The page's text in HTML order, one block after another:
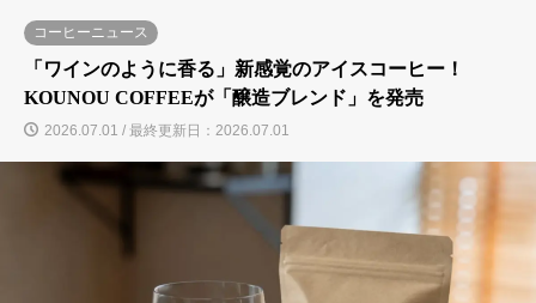
コーヒーニュース
「ワインのように香る」新感覚のアイスコーヒー！
KOUNOU COFFEEが「醸造ブレンド」を発売
2026.07.01 / 最終更新日：2026.07.01